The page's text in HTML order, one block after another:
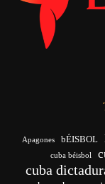
Apagones bÉISBOL
cuba béisbol
cuba